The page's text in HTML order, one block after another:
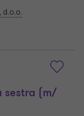
d.o.o.
sestra (m/